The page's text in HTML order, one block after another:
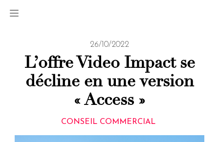
26/10/2022
L’offre Video Impact se
décline en une version
« Access »
CONSEIL COMMERCIAL